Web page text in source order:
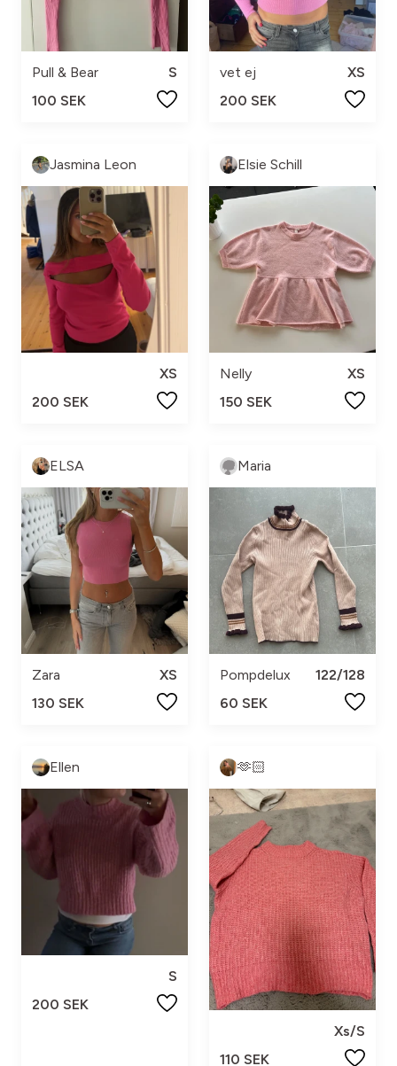
Pull & Bear
S
100 SEK
vet ej
XS
200 SEK
Jasmina Leon
XS
200 SEK
Elsie Schill
Nelly
XS
150 SEK
ELSA
Zara
XS
130 SEK
Maria
Pompdelux
122/128
60 SEK
Ellen
S
200 SEK
🫶🏻
Xs/S
110 SEK